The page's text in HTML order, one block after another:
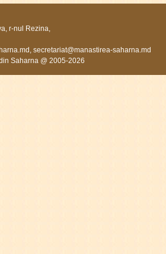
r-nul Rezina,
, secretariat@manastirea-saharna.md
Saharna @ 2005-2026